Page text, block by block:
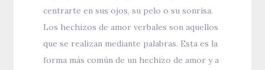
centrarte en sus ojos, su pelo o su sonrisa.
Los hechizos de amor verbales son aquellos
que se realizan mediante palabras. Esta es la
forma más común de un hechizo de amor y a